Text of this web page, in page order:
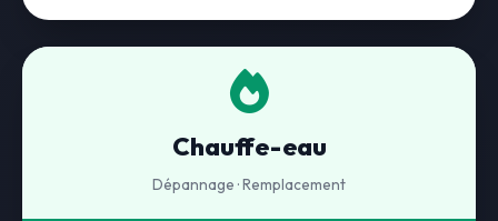
Chauffe-eau
Dépannage · Remplacement